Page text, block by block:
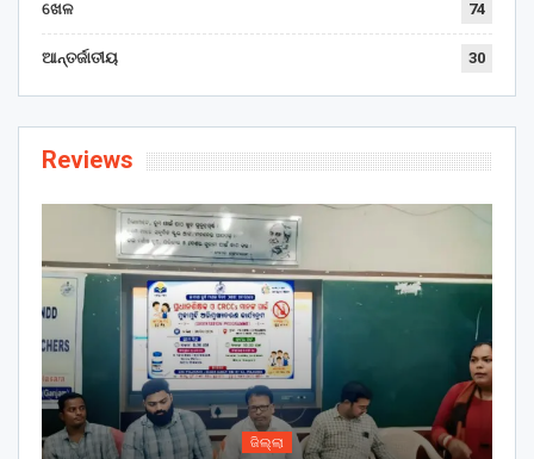
ଖେଳ 74
ଆନ୍ତର୍ଜାତୀୟ 30
Reviews
ଜିଲ୍ଲା